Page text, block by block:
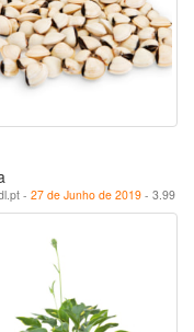
- 27 de Junho de 2019 - 3.99